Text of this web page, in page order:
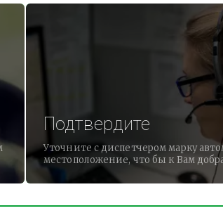
Подтвердите
Уточните с диспетчером марку
местоположение, что бы к Вам